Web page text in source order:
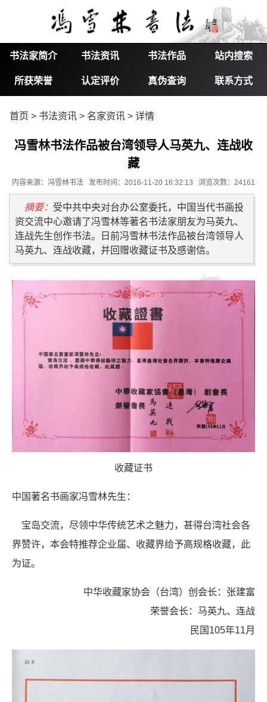
书法家简介 书法资讯 书法作品 站内搜索
所获荣誉 认定评价 真伪查询 联系方式
首页 > 书法资讯 > 名家资讯 > 详情
冯雪林书法作品被台湾领导人马英九、连战收
藏
内容来源：冯雪林书法 发布时间：2016-11-20 16:32:13 浏览次数：24161
摘要： 受中共中央对台办公室委托，中国当代书画投
资交流中心邀请了冯雪林等著名书法家朋友为马英九、
连战先生创作书法。日前冯雪林书法作品被台湾领导人
马英九、连战收藏，并回赠收藏证书及感谢信。
收藏证书
中国著名书画家冯雪林先生：
宝岛交流，尽领中华传统艺术之魅力，甚得台湾社会各
界赞许，本会特推荐企业届、收藏界给予高规格收藏，此
为证。
中华收藏家协会（台湾）创会长：张建富
荣誉会长：马英九、连战
民国105年11月